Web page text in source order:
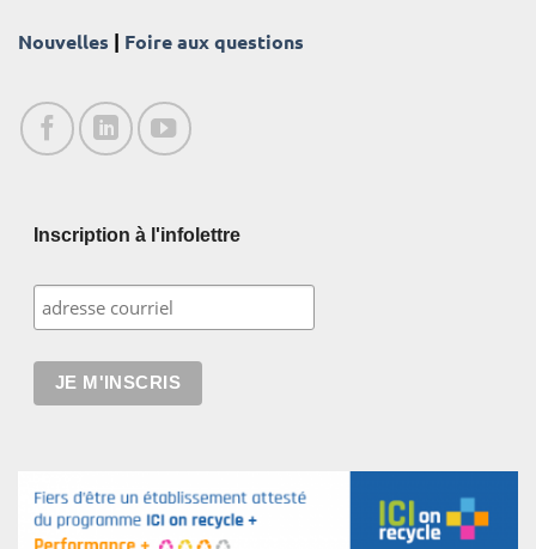
Nouvelles | Foire aux questions
Inscription à l'infolettre